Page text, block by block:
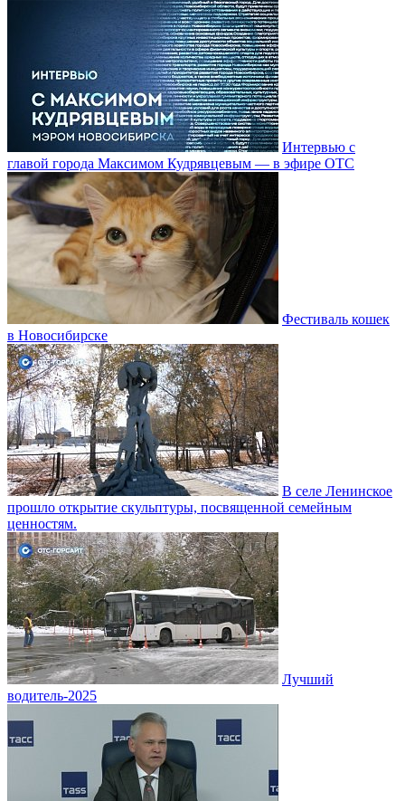
Интервью с
главой города Максимом Кудрявцевым — в эфире ОТС
Фестиваль кошек
в Новосибирске
В селе Ленинское
прошло открытие скульптуры, посвященной семейным
ценностям.
Лучший
водитель-2025